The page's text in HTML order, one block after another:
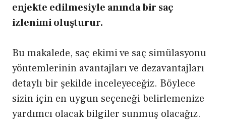
enjekte edilmesiyle anında bir saç
izlenimi oluşturur.
Bu makalede, saç ekimi ve saç simülasyonu
yöntemlerinin avantajları ve dezavantajları
detaylı bir şekilde inceleyeceğiz. Böylece
sizin için en uygun seçeneği belirlemenize
yardımcı olacak bilgiler sunmuş olacağız.